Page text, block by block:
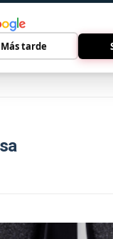
Más tarde